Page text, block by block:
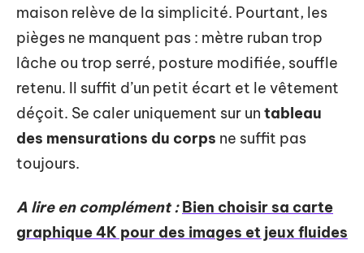
maison relève de la simplicité. Pourtant, les
pièges ne manquent pas : mètre ruban trop
lâche ou trop serré, posture modifiée, souffle
retenu. Il suffit d’un petit écart et le vêtement
déçoit. Se caler uniquement sur un tableau
des mensurations du corps ne suffit pas
toujours.
A lire en complément : Bien choisir sa carte
graphique 4K pour des images et jeux fluides